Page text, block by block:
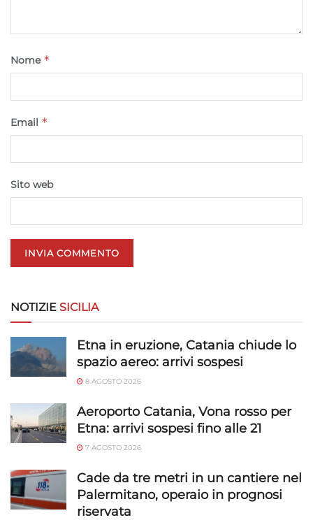
Nome *
Email *
Sito web
NOTIZIE SICILIA
Etna in eruzione, Catania chiude lo
spazio aereo: arrivi sospesi
8 AGOSTO 2026
Aeroporto Catania, Vona rosso per
Etna: arrivi sospesi fino alle 21
7 AGOSTO 2026
Cade da tre metri in un cantiere nel
Palermitano, operaio in prognosi
riservata